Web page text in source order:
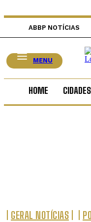
ABBP NOTÍCIAS
MENU
HOME CIDADES
GERAL NOTÍCIAS